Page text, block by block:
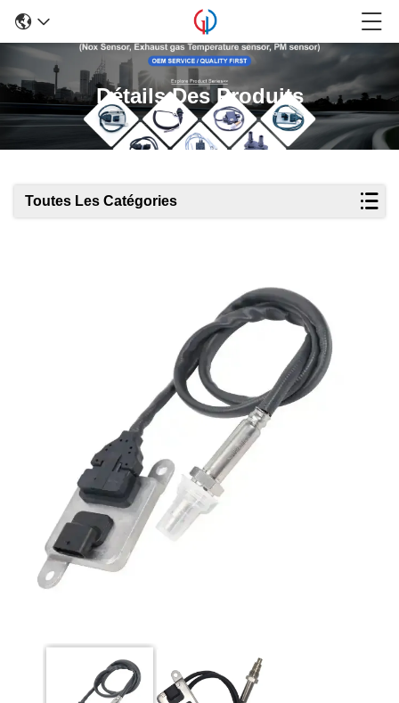
Détails Des Produits
Toutes Les Catégories